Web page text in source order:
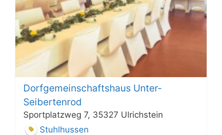
Dorfgemeinschaftshaus Unter-
Seibertenrod
Sportplatzweg 7, 35327 Ulrichstein
Stuhlhussen